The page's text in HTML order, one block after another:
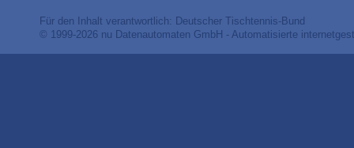
Für den Inhalt verantwortlich: Deutscher Tischtennis-Bund
© 1999-2026 nu Datenautomaten GmbH - Automatisierte